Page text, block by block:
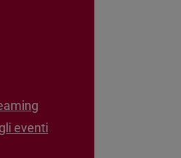
eventi